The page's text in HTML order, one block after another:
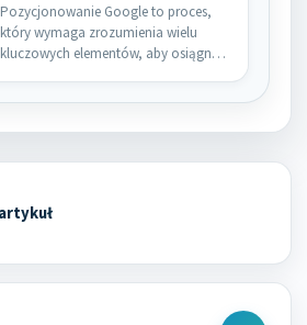
Pozycjonowanie Google to proces,
który wymaga zrozumienia wielu
kluczowych elementów, aby osiągnąć